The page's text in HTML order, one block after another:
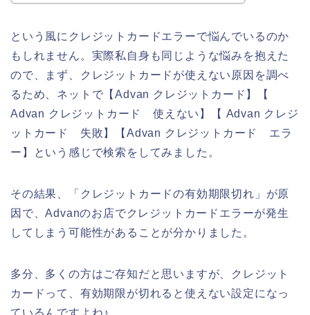
という風にクレジットカードエラーで悩んでいるのか
もしれません。実際私自身も同じような悩みを抱えた
ので、まず、クレジットカードが使えない原因を調べ
るため、ネットで【Advan クレジットカード】【
Advan クレジットカード 使えない】【 Advan クレジ
ットカード 失敗】【Advan クレジットカード エラ
ー】という感じで検索をしてみました。
その結果、「クレジットカードの有効期限切れ」が原
因で、Advanのお店でクレジットカードエラーが発生
してしまう可能性があることが分かりました。
多分、多くの方はご存知だと思いますが、クレジット
カードって、有効期限が切れると使えない設定になっ